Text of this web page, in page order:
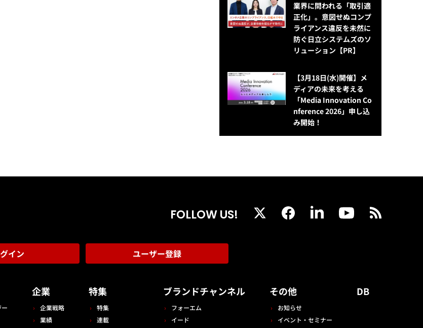
業界に問われる「取引適
正化」。意図せぬコンプ
ライアンス違反を未然に
防ぐ日立システムズのソ
リューション​【PR】
【3月18日(水)開催】メ
ディアの未来を考える
「Media Innovation Co
nference 2026」申し込
み開始！
FOLLOW US!
イン ユーザー登録
企業
企業戦略
業績
特集
特集
連載
ブランドチャンネル
フォーエム
イード
その他
お知らせ
イベント・セミナー
DB